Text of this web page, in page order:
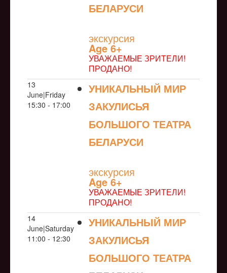
БЕЛАРУСИ
экскурсия
Age 6+
УВАЖАЕМЫЕ ЗРИТЕЛИ!
ПРОДАНО!
13
June|Friday
15:30 - 17:00
УНИКАЛЬНЫЙ МИР
ЗАКУЛИСЬЯ
БОЛЬШОГО ТЕАТРА
БЕЛАРУСИ
экскурсия
Age 6+
УВАЖАЕМЫЕ ЗРИТЕЛИ!
ПРОДАНО!
14
June|Saturday
11:00 - 12:30
УНИКАЛЬНЫЙ МИР
ЗАКУЛИСЬЯ
БОЛЬШОГО ТЕАТРА